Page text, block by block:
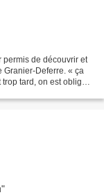
permis de découvrir et
Granier-Deferre. « ça
trop tard, on est obligé